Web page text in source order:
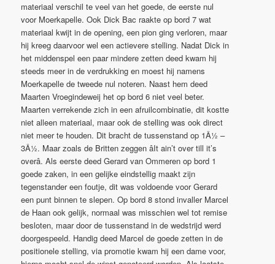
materiaal verschil te veel van het goede, de eerste nul
voor Moerkapelle. Ook Dick Bac raakte op bord 7 wat
materiaal kwijt in de opening, een pion ging verloren, maar
hij kreeg daarvoor wel een actievere stelling. Nadat Dick in
het middenspel een paar mindere zetten deed kwam hij
steeds meer in de verdrukking en moest hij namens
Moerkapelle de tweede nul noteren. Naast hem deed
Maarten Vroegindeweij het op bord 6 niet veel beter.
Maarten verrekende zich in een afruilcombinatie, dit kostte
niet alleen materiaal, maar ook de stelling was ook direct
niet meer te houden. Dit bracht de tussenstand op 1Â½ –
3Â½. Maar zoals de Britten zeggen âIt ain’t over till it’s
overâ. Als eerste deed Gerard van Ommeren op bord 1
goede zaken, in een gelijke eindstellig maakt zijn
tegenstander een foutje, dit was voldoende voor Gerard
een punt binnen te slepen. Op bord 8 stond invaller Marcel
de Haan ook gelijk, normaal was misschien wel tot remise
besloten, maar door de tussenstand in de wedstrijd werd
doorgespeeld. Handig deed Marcel de goede zetten in de
positionele stelling, via promotie kwam hij een dame voor,